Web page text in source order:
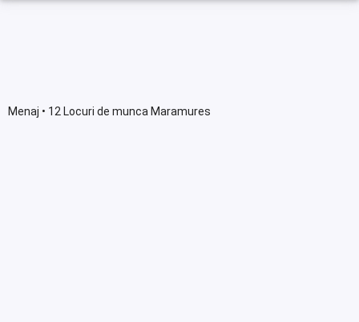
Menaj • 12 Locuri de munca Maramures